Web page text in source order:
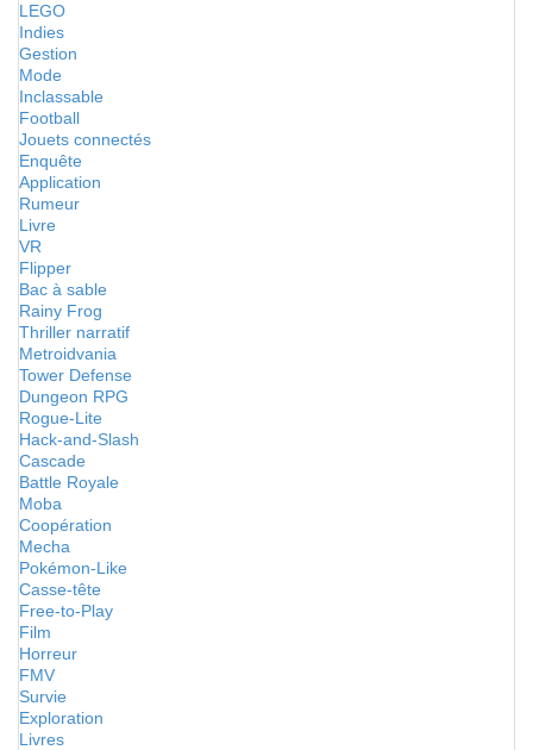
LEGO
Indies
Gestion
Mode
Inclassable
Football
Jouets connectés
Enquête
Application
Rumeur
Livre
VR
Flipper
Bac à sable
Rainy Frog
Thriller narratif
Metroidvania
Tower Defense
Dungeon RPG
Rogue-Lite
Hack-and-Slash
Cascade
Battle Royale
Moba
Coopération
Mecha
Pokémon-Like
Casse-tête
Free-to-Play
Film
Horreur
FMV
Survie
Exploration
Livres